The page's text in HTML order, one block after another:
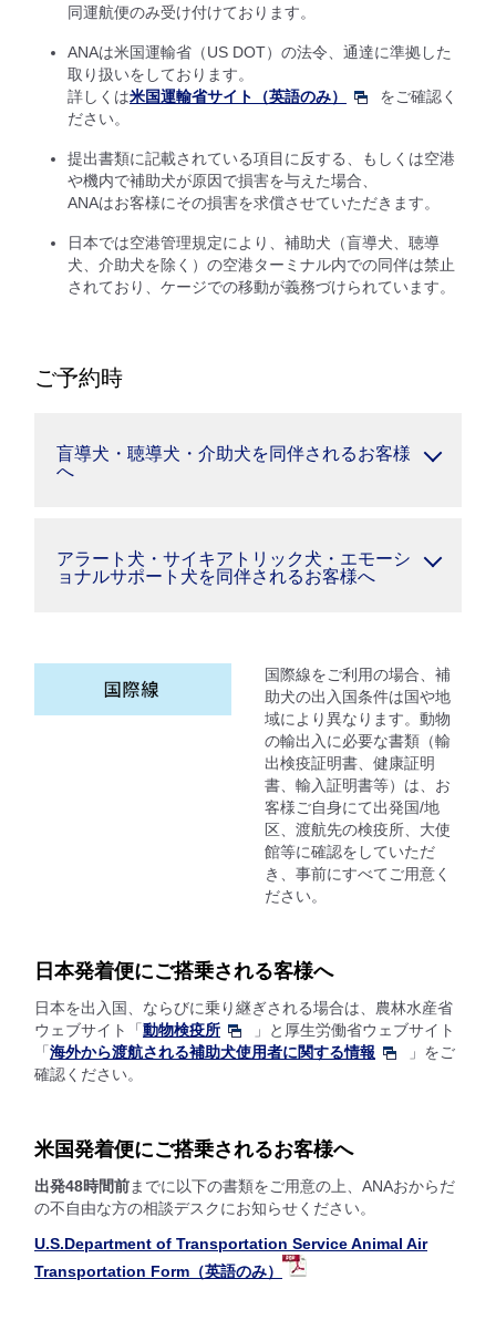
同運航便のみ受け付けております。
ANAは米国運輸省（US DOT）の法令、通達に準拠した
取り扱いをしております。
詳しくは米国運輸省サイト（英語のみ）
をご確認く
ださい。
提出書類に記載されている項目に反する、もしくは空港
や機内で補助犬が原因で損害を与えた場合、
ANAはお客様にその損害を求償させていただきます。
日本では空港管理規定により、補助犬（盲導犬、聴導
犬、介助犬を除く）の空港ターミナル内での同伴は禁止
されており、ケージでの移動が義務づけられています。
ご予約時
盲導犬・聴導犬・介助犬を同伴されるお客様
へ
アラート犬・サイキアトリック犬・エモーシ
ョナルサポート犬を同伴されるお客様へ
国際線をご利用の場合、補
助犬の出入国条件は国や地
域により異なります。動物
の輸出入に必要な書類（輸
出検疫証明書、健康証明
書、輸入証明書等）は、お
客様ご自身にて出発国/地
区、渡航先の検疫所、大使
館等に確認をしていただ
き、事前にすべてご用意く
ださい。
日本発着便にご搭乗される客様へ
日本を出入国、ならびに乗り継ぎされる場合は、農林水産省
ウェブサイト「 動物検疫所
」と厚生労働省ウェブサイト
「 海外から渡航される補助犬使用者に関する情報
」をご
確認ください。
米国発着便にご搭乗されるお客様へ
出発48時間前までに以下の書類をご用意の上、ANAおからだ
の不自由な方の相談デスクにお知らせください。
U.S.Department of Transportation Service Animal Air
Transportation Form（英語のみ）